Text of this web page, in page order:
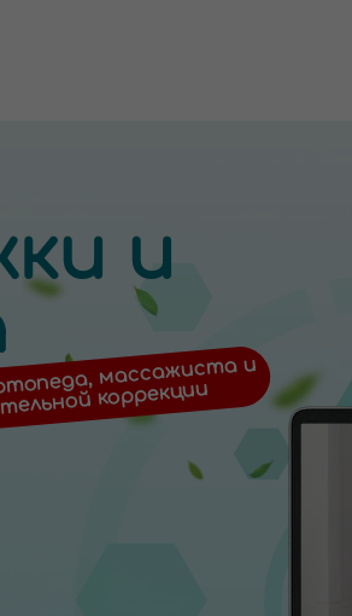
и
массажиста и
коррекции